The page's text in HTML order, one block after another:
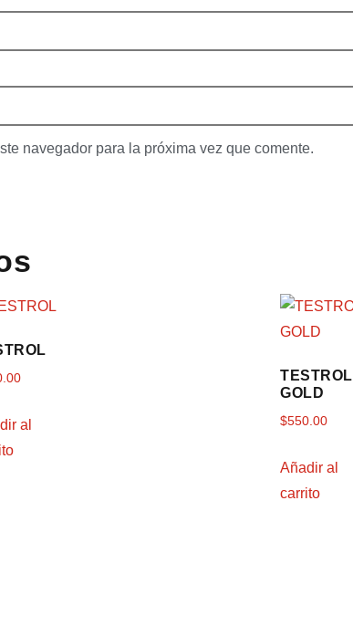
navegador para la próxima vez que comente.
al
TESTROL
GOLD
$550.00
Añadir al
carrito